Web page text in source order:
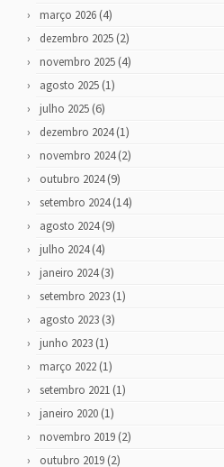
março 2026(4)
dezembro 2025(2)
novembro 2025(4)
agosto 2025(1)
julho 2025(6)
dezembro 2024(1)
novembro 2024(2)
outubro 2024(9)
setembro 2024(14)
agosto 2024(9)
julho 2024(4)
janeiro 2024(3)
setembro 2023(1)
agosto 2023(3)
junho 2023(1)
março 2022(1)
setembro 2021(1)
janeiro 2020(1)
novembro 2019(2)
outubro 2019(2)